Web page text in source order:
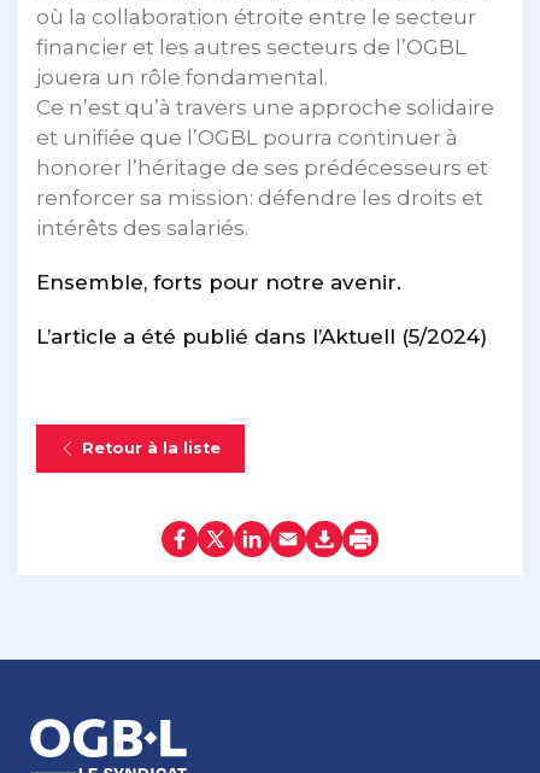
où la collaboration étroite entre le secteur
financier et les autres secteurs de l’OGBL
jouera un rôle fondamental.
Ce n’est qu’à travers une approche solidaire
et unifiée que l’OGBL pourra continuer à
honorer l’héritage de ses prédécesseurs et
renforcer sa mission: défendre les droits et
intérêts des salariés.
Ensemble, forts pour notre avenir.
L’article a été publié dans l’Aktuell (5/2024)
Retour à la liste